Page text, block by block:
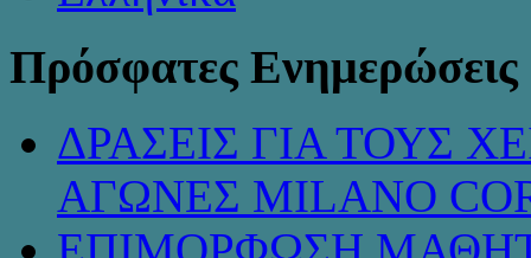
Πρόσφατες Ενημερώσεις
ΔΡΑΣΕΙΣ ΓΙΑ ΤΟΥΣ
ΑΓΩΝΕΣ MILANO